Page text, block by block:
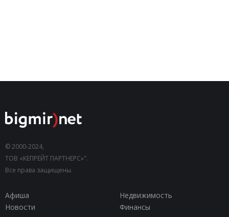
© 2000-2024,
ТОВ «КЕПРЕЙТ ПАРТНЕРС»".
Все права защищены.
Афиша
Недвижимость
Новости
Финансы